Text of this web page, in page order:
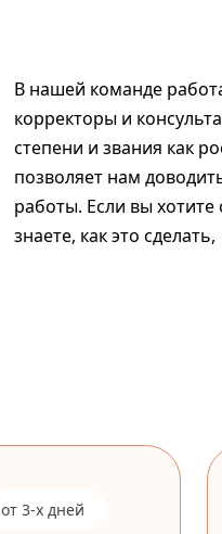
В нашей команде
корректоры и
степени и звания как
позволяет нам
работы. Если вы
знаете, как это
от 3-х дней